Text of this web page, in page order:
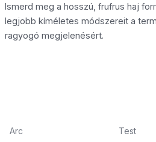
Ismerd meg a hosszú, frufrus haj
legjobb kíméletes módszereit a
ragyogó megjelenésért.
Arc
Test